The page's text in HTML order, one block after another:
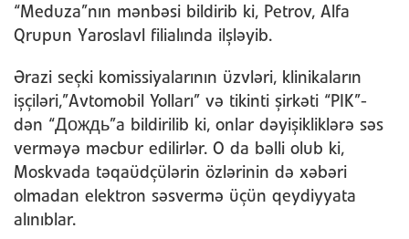
“Meduza”nın mənbəsi bildirib ki, Petrov, Alfa
Qrupun Yaroslavl filialında ilşləyib.
Ərazi seçki komissiyalarının üzvləri, klinikaların
işçiləri,”Avtomobil Yolları” və tikinti şirkəti “PIK”-
dən “Дождь”a bildirilib ki, onlar dəyişikliklərə səs
verməyə məcbur edilirlər. O da bəlli olub ki,
Moskvada təqaüdçülərin özlərinin də xəbəri
olmadan elektron səsvermə üçün qeydiyyata
alınıblar.